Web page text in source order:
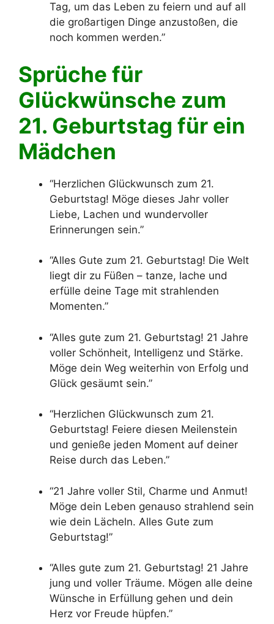
Tag, um das Leben zu feiern und auf all
die großartigen Dinge anzustoßen, die
noch kommen werden.”
Sprüche für
Glückwünsche zum
21. Geburtstag für ein
Mädchen
“Herzlichen Glückwunsch zum 21.
Geburtstag! Möge dieses Jahr voller
Liebe, Lachen und wundervoller
Erinnerungen sein.”
“Alles Gute zum 21. Geburtstag! Die Welt
liegt dir zu Füßen – tanze, lache und
erfülle deine Tage mit strahlenden
Momenten.”
“Alles gute zum 21. Geburtstag! 21 Jahre
voller Schönheit, Intelligenz und Stärke.
Möge dein Weg weiterhin von Erfolg und
Glück gesäumt sein.”
“Herzlichen Glückwunsch zum 21.
Geburtstag! Feiere diesen Meilenstein
und genieße jeden Moment auf deiner
Reise durch das Leben.”
“21 Jahre voller Stil, Charme und Anmut!
Möge dein Leben genauso strahlend sein
wie dein Lächeln. Alles Gute zum
Geburtstag!”
“Alles gute zum 21. Geburtstag! 21 Jahre
jung und voller Träume. Mögen alle deine
Wünsche in Erfüllung gehen und dein
Herz vor Freude hüpfen.”